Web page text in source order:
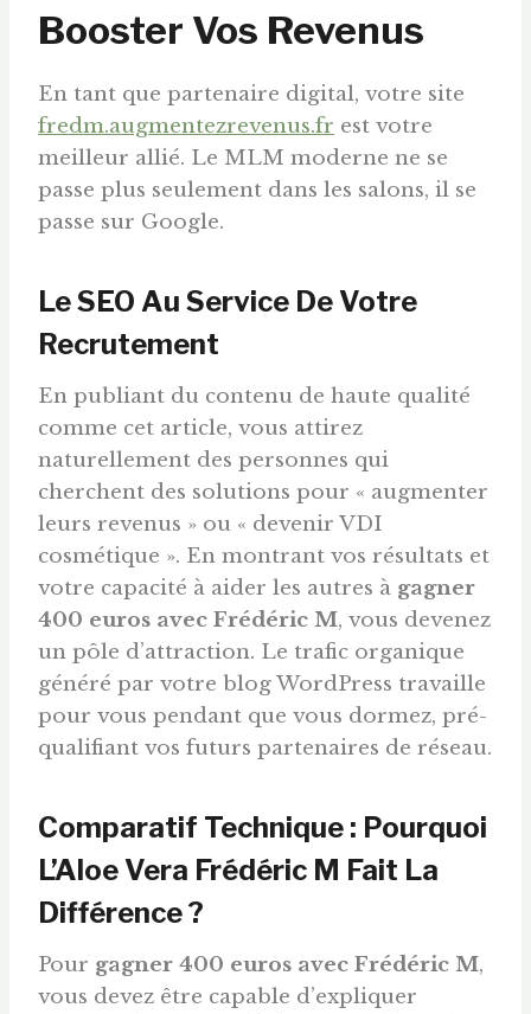
Booster Vos Revenus
En tant que partenaire digital, votre site
fredm.augmentezrevenus.fr est votre
meilleur allié. Le MLM moderne ne se
passe plus seulement dans les salons, il se
passe sur Google.
Le SEO Au Service De Votre
Recrutement
En publiant du contenu de haute qualité
comme cet article, vous attirez
naturellement des personnes qui
cherchent des solutions pour « augmenter
leurs revenus » ou « devenir VDI
cosmétique ». En montrant vos résultats et
votre capacité à aider les autres à gagner
400 euros avec Frédéric M, vous devenez
un pôle d’attraction. Le trafic organique
généré par votre blog WordPress travaille
pour vous pendant que vous dormez, pré-
qualifiant vos futurs partenaires de réseau.
Comparatif Technique : Pourquoi
L’Aloe Vera Frédéric M Fait La
Différence ?
Pour gagner 400 euros avec Frédéric M,
vous devez être capable d’expliquer